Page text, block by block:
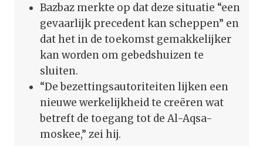
Bazbaz merkte op dat deze situatie “een
gevaarlijk precedent kan scheppen” en
dat het in de toekomst gemakkelijker
kan worden om gebedshuizen te
sluiten.
“De bezettingsautoriteiten lijken een
nieuwe werkelijkheid te creëren wat
betreft de toegang tot de Al-Aqsa-
moskee,” zei hij.